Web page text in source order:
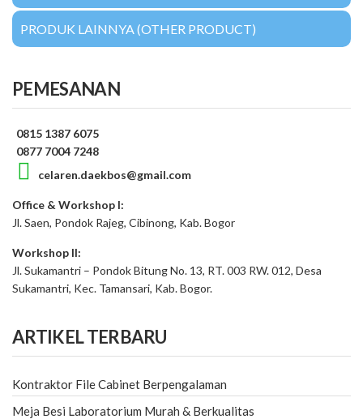
PRODUK LAINNYA (OTHER PRODUCT)
PEMESANAN
0815 1387 6075
0877 7004 7248
celaren.daekbos@gmail.com
Office & Workshop I:
Jl. Saen, Pondok Rajeg, Cibinong, Kab. Bogor
Workshop II:
Jl. Sukamantri – Pondok Bitung No. 13, RT. 003 RW. 012, Desa
Sukamantri, Kec. Tamansari, Kab. Bogor.
ARTIKEL TERBARU
Kontraktor File Cabinet Berpengalaman
Meja Besi Laboratorium Murah & Berkualitas